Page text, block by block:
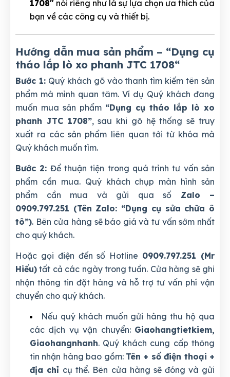
1708" nói riêng như là sự lựa chọn ưa thích của
bạn về các công cụ và thiết bị.
Hướng dẫn mua sản phẩm – “Dụng cụ
tháo lắp lò xo phanh JTC 1708“
Bước 1:Quý khách gõ vào thanh tìm kiếm tên sản
phẩm mà mình quan tâm. Ví dụ Quý khách đang
muốn mua sản phẩm “Dụng cụ tháo lắp lò xo
phanh JTC 1708”, sau khi gõ hệ thống sẽ truy
xuất ra các sản phẩm liên quan tới từ khóa mà
Quý khách muốn tìm.
Bước 2: Để thuận tiện trong quá trình tư vấn sản
phẩm cần mua. Quý khách chụp màn hình sản
phẩm cần mua và gửi qua số Zalo –
0909.797.251 (Tên Zalo: “Dụng cụ sửa chữa ô
tô”). Bên cửa hàng sẽ báo giá và tư vấn sớm nhất
cho quý khách.
Hoặc gọi điện đến số Hotline 0909.797.251 (Mr
Hiếu) tất cả các ngày trong tuần. Cửa hàng sẽ ghi
nhận thông tin đặt hàng và hỗ trợ tư vấn phí vận
chuyển cho quý khách.
Nếu quý khách muốn gửi hàng thu hộ qua
các dịch vụ vận chuyển: Giaohangtietkiem,
Giaohangnhanh. Quý khách cung cấp thông
tin nhận hàng bao gồm: Tên + số điện thoại +
địa chỉ cụ thể. Bên cửa hàng sẽ đóng và gửi